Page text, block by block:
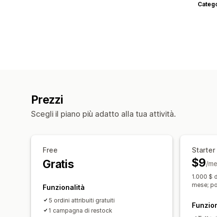
Prezzi
Scegli il piano più adatto alla tua attività.
Free
Gratis
Funzionalità
5 ordini attribuiti gratuiti
1 campagna di restock
Starter
$9/
1.000 $
mese;